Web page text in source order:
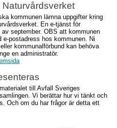
Naturvårdsverket
kommunen lämna uppgifter kring
En e-tjänst för
september. OBS att kommunen
postadress hos kommunen. Ni
kommunalförbund kan behöva
en administratör.
till Avfall Sveriges
Vi berättar hur vi tänkt och
Och om du har frågor är detta ett